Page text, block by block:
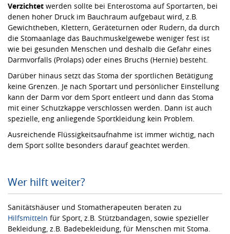
Verzichtet werden sollte bei Enterostoma auf Sportarten, bei
denen hoher Druck im Bauchraum aufgebaut wird, z.B.
Gewichtheben, Klettern, Geräteturnen oder Rudern, da durch
die Stomaanlage das Bauchmuskelgewebe weniger fest ist
wie bei gesunden Menschen und deshalb die Gefahr eines
Darmvorfalls (Prolaps) oder eines Bruchs (Hernie) besteht.
Darüber hinaus setzt das Stoma der sportlichen Betätigung
keine Grenzen. Je nach Sportart und persönlicher Einstellung
kann der Darm vor dem Sport entleert und dann das Stoma
mit einer Schutzkappe verschlossen werden. Dann ist auch
spezielle, eng anliegende Sportkleidung kein Problem.
Ausreichende Flüssigkeitsaufnahme ist immer wichtig, nach
dem Sport sollte besonders darauf geachtet werden.
Wer hilft weiter?
Sanitätshäuser und Stomatherapeuten beraten zu
Hilfsmitteln für Sport, z.B. Stützbandagen, sowie spezieller
Bekleidung, z.B. Badebekleidung, für Menschen mit Stoma.